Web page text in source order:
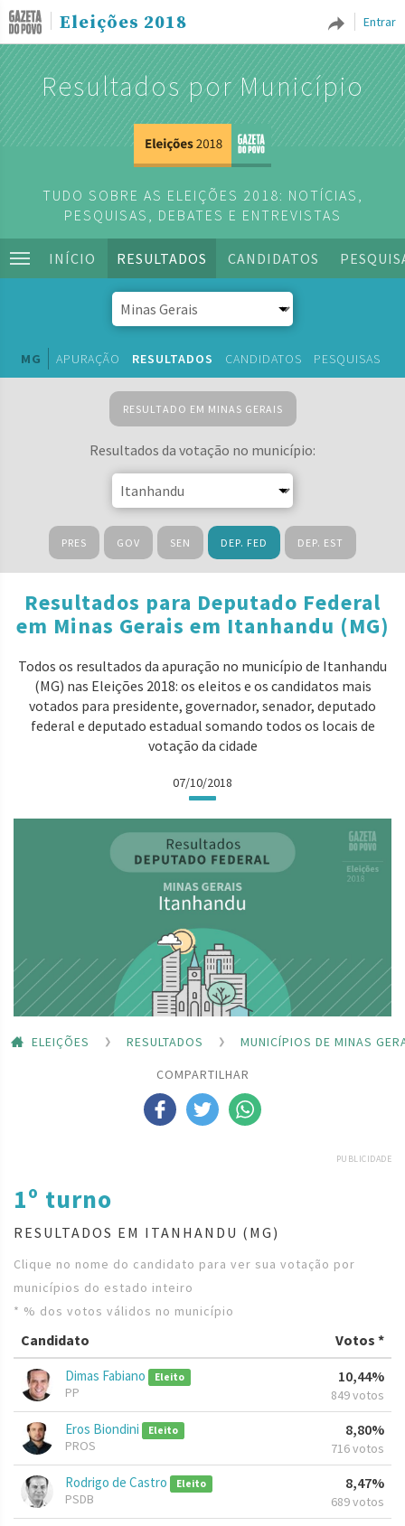
Entrar
Eleições 2018
Resultados por Município
TUDO SOBRE AS ELEIÇÕES 2018: NOTÍCIAS,
PESQUISAS, DEBATES E ENTREVISTAS
INÍCIO RESULTADOS CANDIDATOS
MG APURAÇÃO RESULTADOS CANDIDATOS PESQUISAS
RESULTADO EM MINAS GERAIS
Resultados da votação no município:
PRES GOV SEN DEP. FED DEP. EST
Resultados para Deputado Federal
em Minas Gerais em Itanhandu (MG)
Todos os resultados da apuração no município de Itanhandu
(MG) nas Eleições 2018: os eleitos e os candidatos mais
votados para presidente, governador, senador, deputado
federal e deputado estadual somando todos os locais de
votação da cidade
07/10/2018
ELEIÇÕES RESULTADOS
MUNICÍPIOS DE MINAS
COMPARTILHAR
PUBLICIDADE
1º turno
RESULTADOS EM ITANHANDU (MG)
Clique no nome do candidato para ver sua votação por
municípios do estado inteiro
* % dos votos válidos no município
Candidato Votos *
Dimas Fabiano Eleito
PP
10,44%
849 votos
Eros Biondini Eleito
PROS
8,80%
716 votos
Rodrigo de Castro Eleito
PSDB
8,47%
689 votos